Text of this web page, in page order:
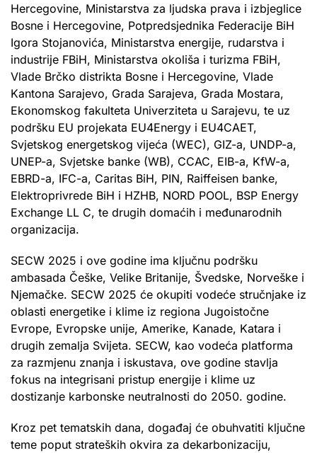
Hercegovine, Ministarstva za ljudska prava i izbjeglice
Bosne i Hercegovine, Potpredsjednika Federacije BiH
Igora Stojanovića, Ministarstva energije, rudarstva i
industrije FBiH, Ministarstva okoliša i turizma FBiH,
Vlade Brčko distrikta Bosne i Hercegovine, Vlade
Kantona Sarajevo, Grada Sarajeva, Grada Mostara,
Ekonomskog fakulteta Univerziteta u Sarajevu, te uz
podršku EU projekata EU4Energy i EU4CAET,
Svjetskog energetskog vijeća (WEC), GIZ-a, UNDP-a,
UNEP-a, Svjetske banke (WB), CCAC, EIB-a, KfW-a,
EBRD-a, IFC-a, Caritas BiH, PIN, Raiffeisen banke,
Elektroprivrede BiH i HZHB, NORD POOL, BSP Energy
Exchange LL C, te drugih domaćih i međunarodnih
organizacija.
SECW 2025 i ove godine ima ključnu podršku
ambasada Češke, Velike Britanije, Švedske, Norveške i
Njemačke. SECW 2025 će okupiti vodeće stručnjake iz
oblasti energetike i klime iz regiona Jugoistočne
Evrope, Evropske unije, Amerike, Kanade, Katara i
drugih zemalja Svijeta. SECW, kao vodeća platforma
za razmjenu znanja i iskustava, ove godine stavlja
fokus na integrisani pristup energije i klime uz
dostizanje karbonske neutralnosti do 2050. godine.
Kroz pet tematskih dana, događaj će obuhvatiti ključne
teme poput strateških okvira za dekarbonizaciju,